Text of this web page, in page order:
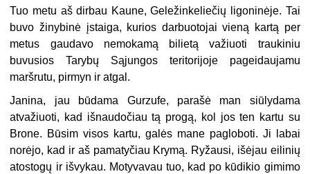
Tuo metu aš dirbau Kaune, Geležinkeliečių ligoninėje. Tai
buvo žinybinė įstaiga, kurios darbuotojai vieną kartą per
metus gaudavo nemokamą bilietą važiuoti traukiniu
buvusios Tarybų Sąjungos teritorijoje pageidaujamu
maršrutu, pirmyn ir atgal.
Janina, jau būdama Gurzufe, parašė man siūlydama
atvažiuoti, kad išnaudočiau tą progą, kol jos ten kartu su
Brone. Būsim visos kartu, galės mane pagloboti. Ji labai
norėjo, kad ir aš pamatyčiau Krymą. Ryžausi, išėjau eilinių
atostogų ir išvykau. Motyvavau tuo, kad po kūdikio gimimo